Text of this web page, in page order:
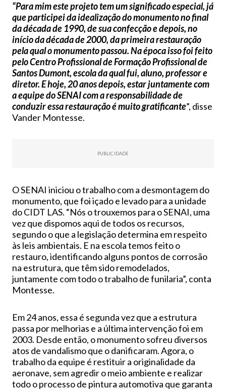
“Para mim este projeto tem um significado especial, já
que participei da idealização do monumento no final
da década de 1990, de sua confecção e depois, no
início da década de 2000, da primeira restauração
pela qual o monumento passou. Na época isso foi feito
pelo Centro Profissional de Formação Profissional de
Santos Dumont, escola da qual fui, aluno, professor e
diretor. E hoje, 20 anos depois, estar juntamente com
a equipe do SENAI com a responsabilidade de
conduzir essa restauração é muito gratificante”, disse
Vander Montesse.
PUBLICIDADE
O SENAI iniciou o trabalho com a desmontagem do
monumento, que foi içado e levado para a unidade
do CIDT LAS. “Nós o trouxemos para o SENAI, uma
vez que dispomos aqui de todos os recursos,
segundo o que a legislação determina em respeito
às leis ambientais. E na escola temos feito o
restauro, identificando alguns pontos de corrosão
na estrutura, que têm sido remodelados,
juntamente com todo o trabalho de funilaria”, conta
Montesse.
Em 24 anos, essa é segunda vez que a estrutura
passa por melhorias e a última intervenção foi em
2003. Desde então, o monumento sofreu diversos
atos de vandalismo que o danificaram. Agora, o
trabalho da equipe é restituir a originalidade da
aeronave, sem agredir o meio ambiente e realizar
todo o processo de pintura automotiva que garanta